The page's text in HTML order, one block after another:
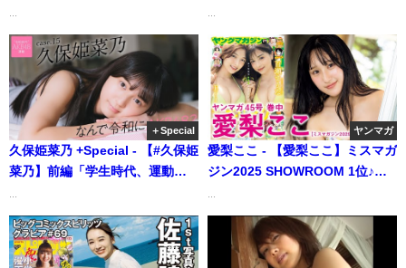
♡【メイキング】 (Dec 01,
2025) | グラビアンエイジ
ch【KADOKAWAドラゴンエイ
ジ公式CH】さんより
＋Special
久保姫菜乃 +Special - 【#久保姫
菜乃】前編「学生時代、運動は
手。学年で最下位を取ったこと
もあります」――なんで令和に
AKB48？ Case.15 久保姫菜乃
ヤンマガ
愛梨ここ - 【愛梨ここ】ミスマガ
ジン2025 SHOWROOM 1位♪
chさんより